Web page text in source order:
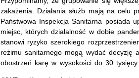
zakażenia. Działania służb mają na celu
Państwowa Inspekcja Sanitarna posiada
miejsc, których działalność w dobie
stanowi ryzyko szerokiego
reżimu sanitarnego mogą wydać decyzję
obostrzeń karę w wysokości do 30 tysięcy